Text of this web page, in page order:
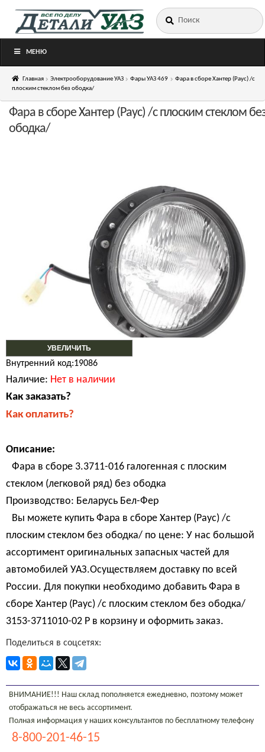
Перейти
Перейти
Искать:
МЕНЮ
Главная Электрооборудование УАЗ Фары УАЗ 469
Фара в сборе Хантер (Раус) /с
плоским стеклом без ободка/
УВЕЛИЧИТЬ
Фара в сборе Хантер (Раус) /с плоским стеклом
ободка/
Внутренний код:19086
Наличие: Нет в наличии
Как заказать?
Как оплатить?
Описание:
Фара в сборе 3.3711-016 галогенная с плоским
стеклом (легковой ряд) без ободка
Производство: Беларусь Бел-Фер
Вы можете купить Фара в сборе Хантер (Раус) /с
плоским стеклом без ободка/ по цене: У нас большой
ассортимент оригинальных запасных частей для
автомобилей УАЗ.Осуществляем доставку по всей
России. Для покупки необходимо добавить Фара в
сборе Хантер (Раус) /с плоским стеклом без ободка/
3153-3711010-02 Р в корзину и оформить заказ.
Поделиться в соцсетях:
ВНИМАНИЕ!!! Наш склад пополняется ежедневно, поэтому может
отображаться не весь ассортимент.
Полная информация у наших консультантов по бесплатному телефону
8-800-201-46-15